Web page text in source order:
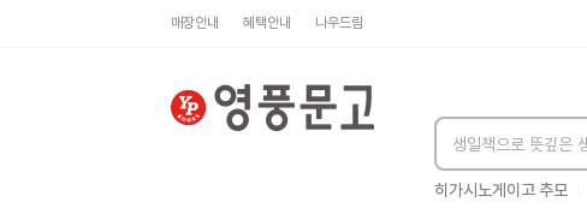
매장안내 혜택안내 나우드림
히가시노게이고 추모